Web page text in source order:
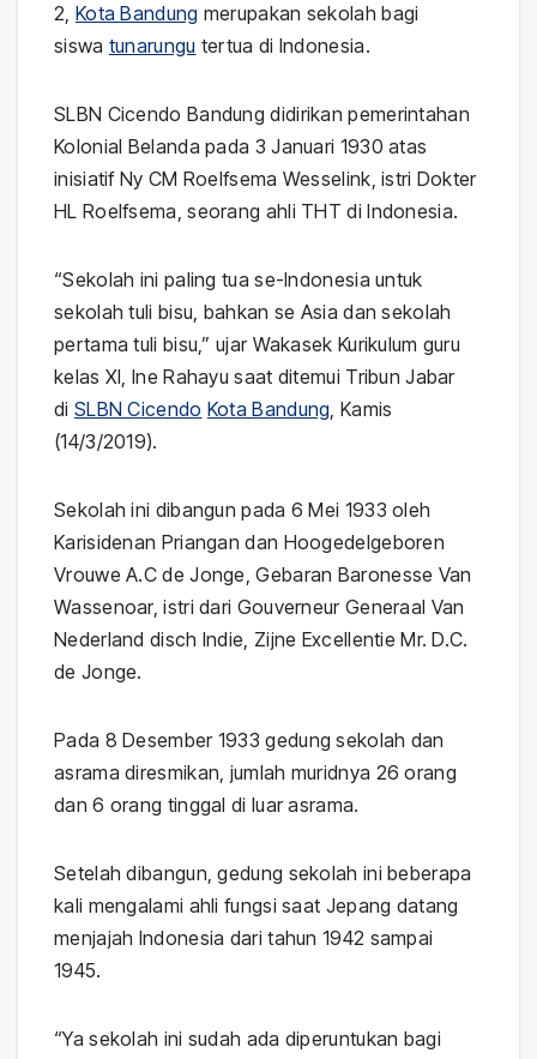
2, Kota Bandung merupakan sekolah bagi
siswa tunarungu tertua di Indonesia.
SLBN Cicendo Bandung didirikan pemerintahan
Kolonial Belanda pada 3 Januari 1930 atas
inisiatif Ny CM Roelfsema Wesselink, istri Dokter
HL Roelfsema, seorang ahli THT di Indonesia.
“Sekolah ini paling tua se-Indonesia untuk
sekolah tuli bisu, bahkan se Asia dan sekolah
pertama tuli bisu,” ujar Wakasek Kurikulum guru
kelas XI, Ine Rahayu saat ditemui Tribun Jabar
di SLBN Cicendo Kota Bandung, Kamis
(14/3/2019).
Sekolah ini dibangun pada 6 Mei 1933 oleh
Karisidenan Priangan dan Hoogedelgeboren
Vrouwe A.C de Jonge, Gebaran Baronesse Van
Wassenoar, istri dari Gouverneur Generaal Van
Nederland disch Indie, Zijne Excellentie Mr. D.C.
de Jonge.
Pada 8 Desember 1933 gedung sekolah dan
asrama diresmikan, jumlah muridnya 26 orang
dan 6 orang tinggal di luar asrama.
Setelah dibangun, gedung sekolah ini beberapa
kali mengalami ahli fungsi saat Jepang datang
menjajah Indonesia dari tahun 1942 sampai
1945.
“Ya sekolah ini sudah ada diperuntukan bagi